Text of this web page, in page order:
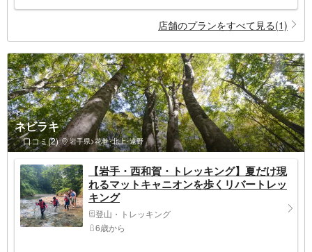
店舗のプランをすべて見る(1)
ネビラキ
口コミ(2) 岩手県>花巻･北上･遠野
【岩手・西和賀・トレッキング】夏だけ現
れるマットキャニオンを歩くリバートレッ
キング
登山・トレッキング
6歳から